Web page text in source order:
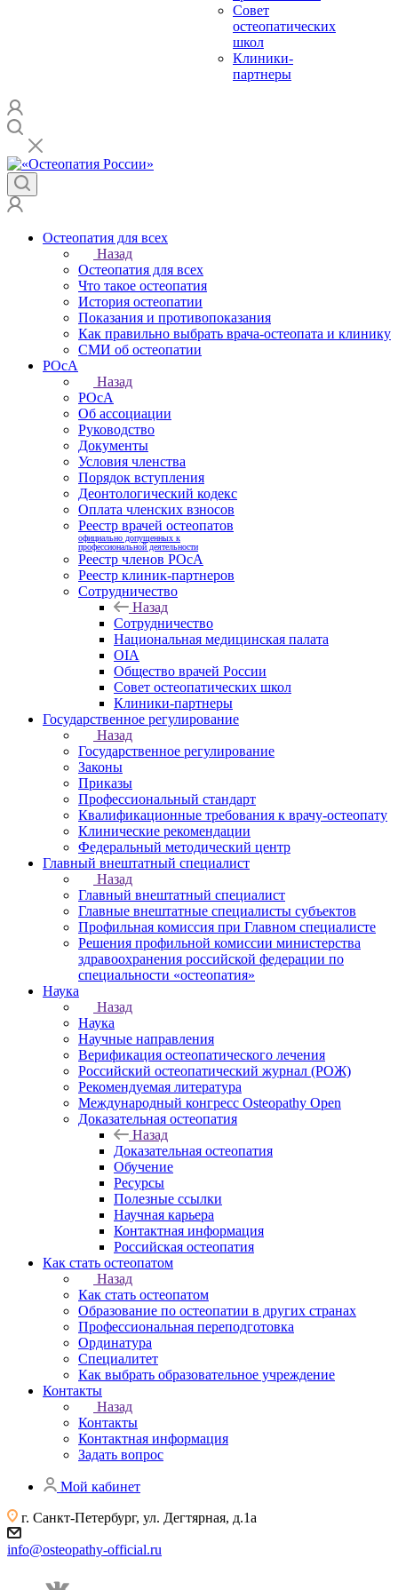
Совет
остеопатических
школ
Клиники-
партнеры
Остеопатия для всех
Назад
Остеопатия для всех
Что такое остеопатия
История остеопатии
Показания и противопоказания
Как правильно выбрать врача-остеопата и клинику
СМИ об остеопатии
РОсА
Назад
РОсА
Об ассоциации
Руководство
Документы
Условия членства
Порядок вступления
Деонтологический кодекс
Оплата членских взносов
Реестр врачей остеопатов
официально допущенных к
профессиональной деятельности
Реестр членов РОсА
Реестр клиник-партнеров
Сотрудничество
Назад
Сотрудничество
Национальная медицинская палата
OIA
Общество врачей России
Совет остеопатических школ
Клиники-партнеры
Государственное регулирование
Назад
Государственное регулирование
Законы
Приказы
Профессиональный стандарт
Квалификационные требования к врачу-остеопату
Клинические рекомендации
Федеральный методический центр
Главный внештатный специалист
Назад
Главный внештатный специалист
Главные внештатные специалисты субъектов
Профильная комиссия при Главном специалисте
Решения профильной комиссии министерства
здравоохранения российской федерации по
специальности «остеопатия»
Наука
Назад
Наука
Научные направления
Верификация остеопатического лечения
Российский остеопатический журнал (РОЖ)
Рекомендуемая литература
Международный конгресс Osteopathy Open
Доказательная остеопатия
Назад
Доказательная остеопатия
Обучение
Ресурсы
Полезные ссылки
Научная карьера
Контактная информация
Российская остеопатия
Как стать остеопатом
Назад
Как стать остеопатом
Образование по остеопатии в других странах
Профессиональная переподготовка
Ординатура
Специалитет
Как выбрать образовательное учреждение
Контакты
Назад
Контакты
Контактная информация
Задать вопрос
Мой кабинет
г. Санкт-Петербург, ул. Дегтярная, д.1а
info@osteopathy-official.ru